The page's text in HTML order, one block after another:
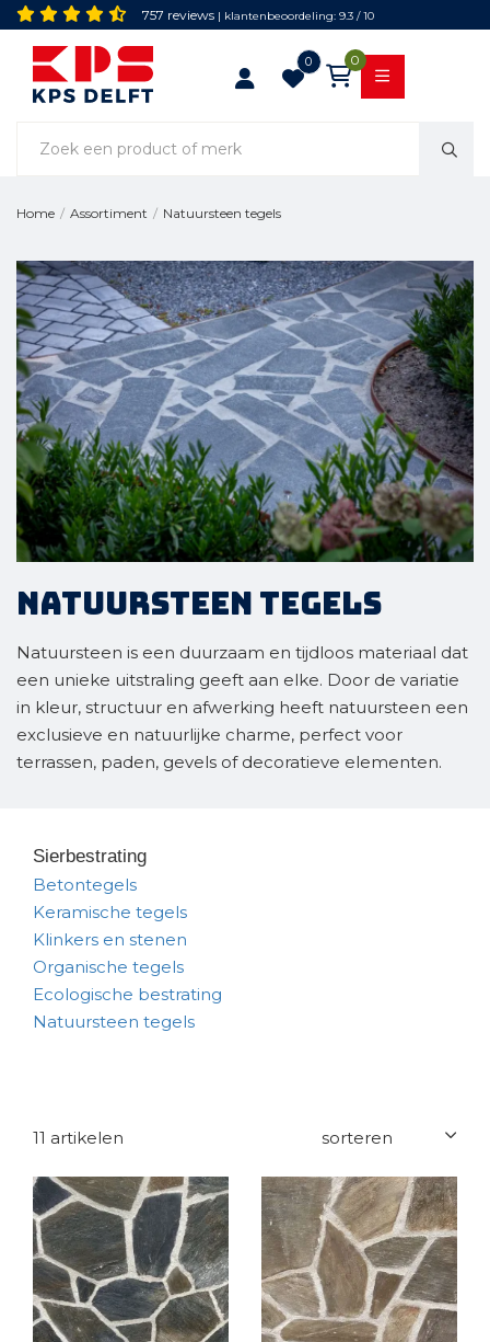
757 reviews | klantenbeoordeling: 9.3 / 10
0 0
Home / Assortiment / Natuursteen tegels
Natuursteen tegels
Natuursteen is een duurzaam en tijdloos materiaal dat
een unieke uitstraling geeft aan elke. Door de variatie
in kleur, structuur en afwerking heeft natuursteen een
exclusieve en natuurlijke charme, perfect voor
terrassen, paden, gevels of decoratieve elementen.
Sierbestrating
Betontegels
Keramische tegels
Klinkers en stenen
Organische tegels
Ecologische bestrating
Natuursteen tegels
11 artikelen